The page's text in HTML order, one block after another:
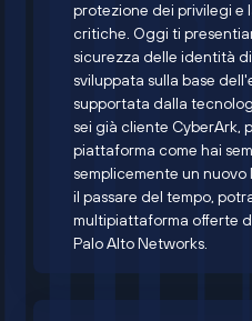
protezione dei privilegi e
critiche. Oggi ti
sicurezza delle identità
sviluppata sulla base
supportata dalla
sei già cliente CyberArk,
piattaforma come hai
semplicemente un
il passare del tempo,
multipiattaforma offerte
Palo Alto Networks.